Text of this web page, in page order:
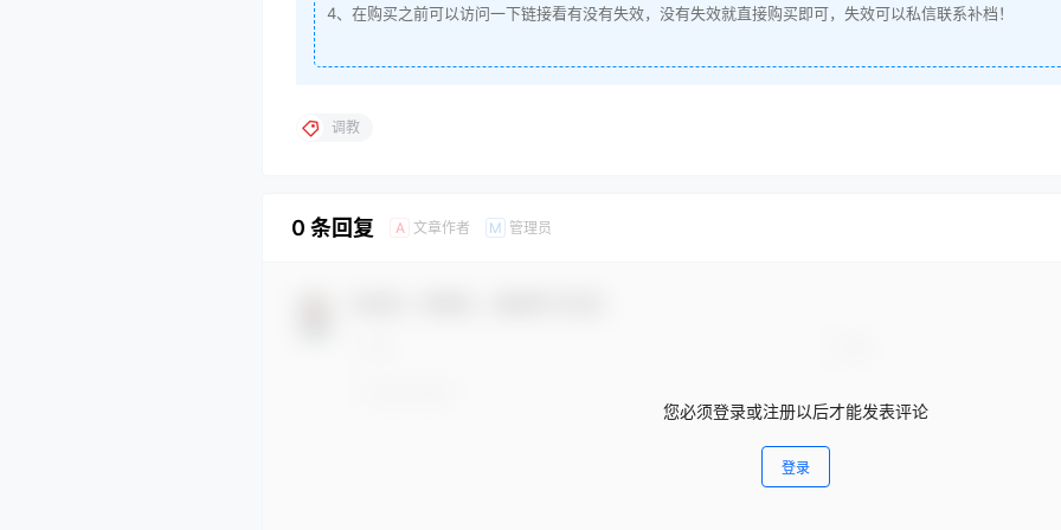
4、在购买之前可以访问一下链接看有没有失效，没有失效就直接购买即可，失效可以私信联系补档！
调教
0 条回复 A 文章作者 M 管理员
您必须登录或注册以后才能发表评论
登录